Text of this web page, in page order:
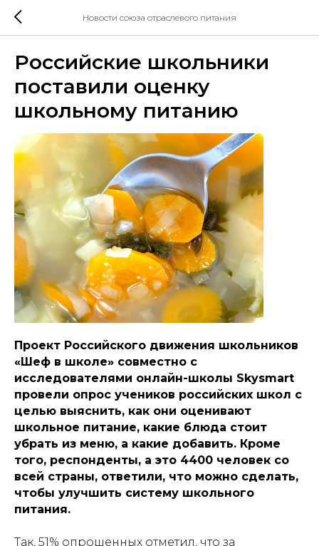
Новости союза отраслевого питания
Российские школьники
поставили оценку
школьному питанию
Проект Российского движения школьников
«Шеф в школе» совместно с
исследователями онлайн-школы Skysmart
провели опрос учеников российских школ с
целью выяснить, как они оценивают
школьное питание, какие блюда стоит
убрать из меню, а какие добавить. Кроме
того, респонденты, а это 4400 человек со
всей страны, ответили, что можно сделать,
чтобы улучшить систему школьного
питания.
Так, 51% опрошенных отметил, что за